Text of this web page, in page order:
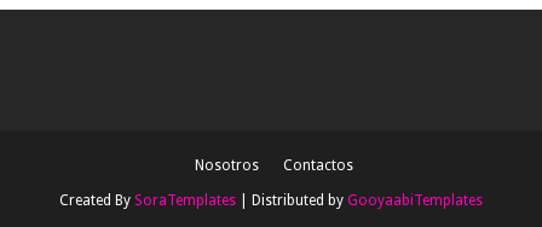
Nosotros Contactos
Created By SoraTemplates | Distributed by GooyaabiTemplates